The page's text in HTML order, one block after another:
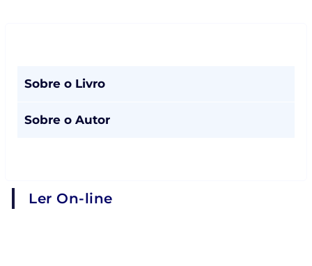
Sobre o Livro
Sobre o Autor
Ler On-line